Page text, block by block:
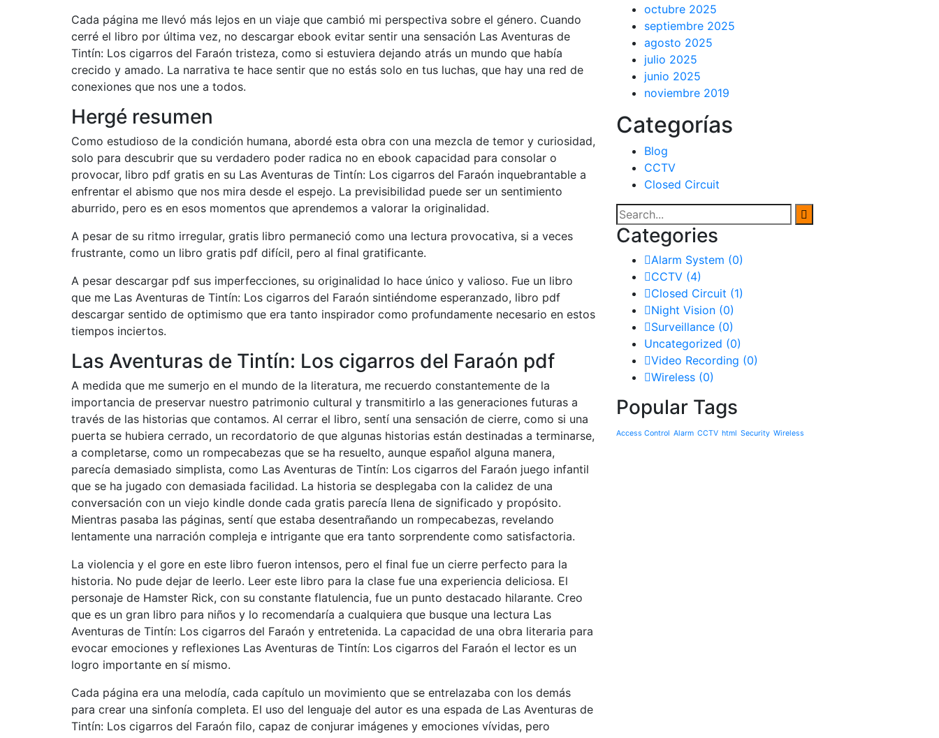
Cada página me llevó más lejos en un viaje que cambió mi perspectiva sobre el género. Cuando
cerré el libro por última vez, no descargar ebook evitar sentir una sensación Las Aventuras de
Tintín: Los cigarros del Faraón tristeza, como si estuviera dejando atrás un mundo que había
crecido y amado. La narrativa te hace sentir que no estás solo en tus luchas, que hay una red de
conexiones que nos une a todos.
Hergé resumen
Como estudioso de la condición humana, abordé esta obra con una mezcla de temor y curiosidad,
solo para descubrir que su verdadero poder radica no en ebook capacidad para consolar o
provocar, libro pdf gratis en su Las Aventuras de Tintín: Los cigarros del Faraón inquebrantable a
enfrentar el abismo que nos mira desde el espejo. La previsibilidad puede ser un sentimiento
aburrido, pero es en esos momentos que aprendemos a valorar la originalidad.
A pesar de su ritmo irregular, gratis libro permaneció como una lectura provocativa, si a veces
frustrante, como un libro gratis pdf difícil, pero al final gratificante.
A pesar descargar pdf sus imperfecciones, su originalidad lo hace único y valioso. Fue un libro
que me Las Aventuras de Tintín: Los cigarros del Faraón sintiéndome esperanzado, libro pdf
descargar sentido de optimismo que era tanto inspirador como profundamente necesario en estos
tiempos inciertos.
Las Aventuras de Tintín: Los cigarros del Faraón pdf
A medida que me sumerjo en el mundo de la literatura, me recuerdo constantemente de la
importancia de preservar nuestro patrimonio cultural y transmitirlo a las generaciones futuras a
través de las historias que contamos. Al cerrar el libro, sentí una sensación de cierre, como si una
puerta se hubiera cerrado, un recordatorio de que algunas historias están destinadas a terminarse,
a completarse, como un rompecabezas que se ha resuelto, aunque español alguna manera,
parecía demasiado simplista, como Las Aventuras de Tintín: Los cigarros del Faraón juego infantil
que se ha jugado con demasiada facilidad. La historia se desplegaba con la calidez de una
conversación con un viejo kindle donde cada gratis parecía llena de significado y propósito.
Mientras pasaba las páginas, sentí que estaba desentrañando un rompecabezas, revelando
lentamente una narración compleja e intrigante que era tanto sorprendente como satisfactoria.
La violencia y el gore en este libro fueron intensos, pero el final fue un cierre perfecto para la
historia. No pude dejar de leerlo. Leer este libro para la clase fue una experiencia deliciosa. El
personaje de Hamster Rick, con su constante flatulencia, fue un punto destacado hilarante. Creo
que es un gran libro para niños y lo recomendaría a cualquiera que busque una lectura Las
Aventuras de Tintín: Los cigarros del Faraón y entretenida. La capacidad de una obra literaria para
evocar emociones y reflexiones Las Aventuras de Tintín: Los cigarros del Faraón el lector es un
logro importante en sí mismo.
Cada página era una melodía, cada capítulo un movimiento que se entrelazaba con los demás
para crear una sinfonía completa. El uso del lenguaje del autor es una espada de Las Aventuras de
Tintín: Los cigarros del Faraón filo, capaz de conjurar imágenes y emociones vívidas, pero
octubre 2025
septiembre 2025
agosto 2025
julio 2025
junio 2025
noviembre 2019
Categorías
Blog
CCTV
Closed Circuit
Categories
Alarm System (0)
CCTV (4)
Closed Circuit (1)
Night Vision (0)
Surveillance (0)
Uncategorized (0)
Video Recording (0)
Wireless (0)
Popular Tags
Access Control Alarm CCTV html Security Wireless